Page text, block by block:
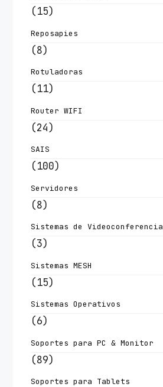
(15)
Reposapies
(8)
Rotuladoras
(11)
Router WIFI
(24)
SAIS
(100)
Servidores
(8)
Sistemas de Videoconferencia
(3)
Sistemas MESH
(15)
Sistemas Operativos
(6)
Soportes para PC & Monitor
(89)
Soportes para Tablets